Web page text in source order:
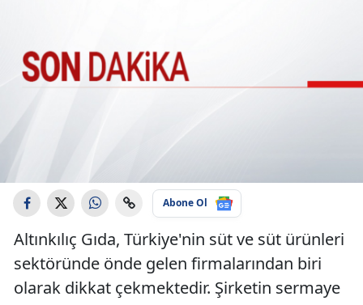
Abone Ol
Altınkılıç Gıda, Türkiye'nin süt ve süt ürünleri
sektöründe önde gelen firmalarından biri
olarak dikkat çekmektedir. Şirketin sermaye